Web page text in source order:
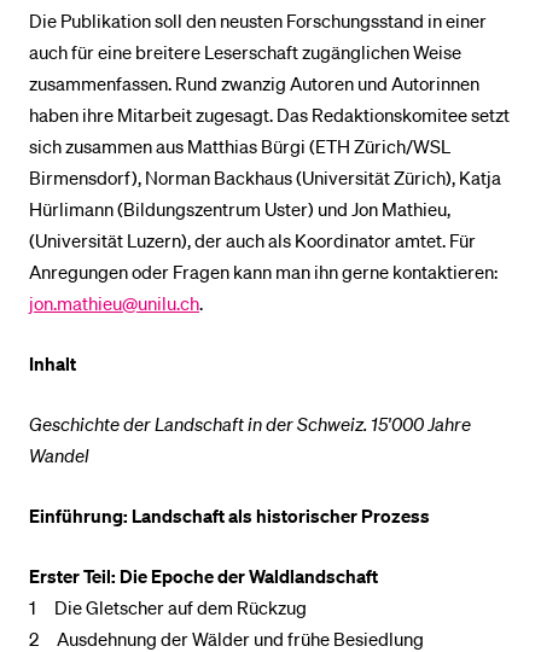
Die Publikation soll den neusten Forschungsstand in einer
auch für eine breitere Leserschaft zugänglichen Weise
zusammenfassen. Rund zwanzig Autoren und Autorinnen
haben ihre Mitarbeit zugesagt. Das Redaktionskomitee setzt
sich zusammen aus Matthias Bürgi (ETH Zürich/WSL
Birmens­dorf), Norman Backhaus (Universität Zürich), Katja
Hürlimann (Bildungszentrum Uster) und Jon Mathieu,
(Universität Luzern), der auch als Koordinator amtet. Für
Anregungen oder Fragen kann man ihn gerne kontaktieren:
jon.mathieu@unilu.ch.
Inhalt
Geschichte der Landschaft in der Schweiz. 15'000 Jahre
Wandel
Einführung: Landschaft als historischer Prozess
Erster Teil: Die Epoche der Waldlandschaft
1 Die Gletscher auf dem Rückzug
2 Ausdehnung der Wälder und frühe Besiedlung